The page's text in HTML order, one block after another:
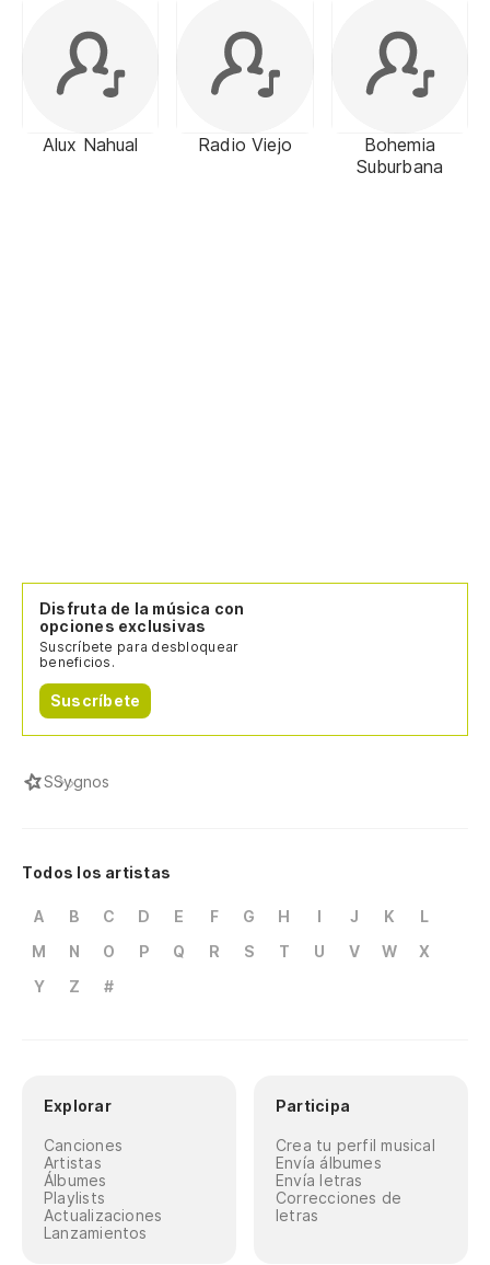
Alux Nahual Radio Viejo
Bohemia
Suburbana
Disfruta de la música con
opciones exclusivas
Suscríbete para desbloquear
beneficios.
Suscríbete
SSygnos
Todos los artistas
A B C D E F G H I J K
L
M
N O P Q R S T U V W
X
Y
Z #
Explorar
Canciones
Artistas
Álbumes
Playlists
Actualizaciones
Lanzamientos
Participa
Crea tu perfil musical
Envía álbumes
Envía letras
Correcciones de
letras